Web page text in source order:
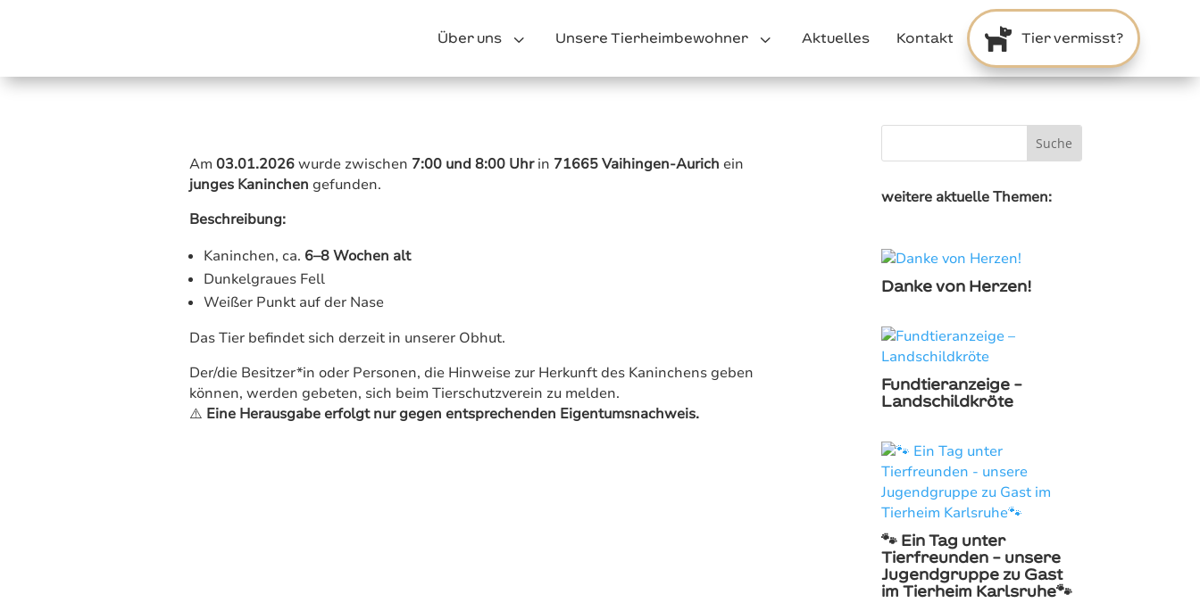
3
Über uns 3
Unsere Tierheimbewohner Aktuelles Kontakt  Tier vermisst?
Am 03.01.2026wurde zwischen 7:00 und 8:00 Uhrin 71665 Vaihingen-Aurich ein
junges Kaninchen gefunden.
Beschreibung:
Kaninchen, ca. 6–8 Wochen alt
Dunkelgraues Fell
Weißer Punkt auf der Nase
Das Tier befindet sich derzeit in unserer Obhut.
Der/die Besitzer*in oder Personen, die Hinweise zur Herkunft des Kaninchens geben
können, werden gebeten, sich beim Tierschutzverein zu melden.
⚠️ Eine Herausgabe erfolgt nur gegen entsprechenden Eigentumsnachweis.
weitere aktuelle Themen:
Danke von Herzen!
Fundtieranzeige –
Landschildkröte
🐾 Ein Tag unter
Tierfreunden – unsere
Jugendgruppe zu Gast
im Tierheim Karlsruhe🐾